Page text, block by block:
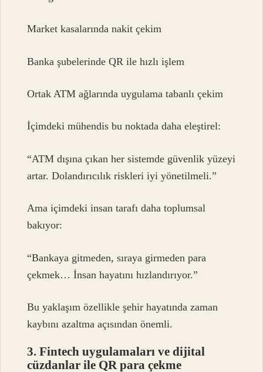
Market kasalarında nakit çekim
Banka şubelerinde QR ile hızlı işlem
Ortak ATM ağlarında uygulama tabanlı çekim
İçimdeki mühendis bu noktada daha eleştirel:
“ATM dışına çıkan her sistemde güvenlik yüzeyi
artar. Dolandırıcılık riskleri iyi yönetilmeli.”
Ama içimdeki insan tarafı daha toplumsal
bakıyor:
“Bankaya gitmeden, sıraya girmeden para
çekmek… İnsan hayatını hızlandırıyor.”
Bu yaklaşım özellikle şehir hayatında zaman
kaybını azaltma açısından önemli.
3. Fintech uygulamaları ve dijital
cüzdanlar ile QR para çekme